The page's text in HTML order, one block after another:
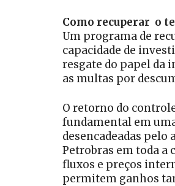
Como recuperar o
Um programa de
capacidade de
resgate do papel da
as multas por
O retorno do
fundamental em
desencadeadas pelo
Petrobras em toda a
fluxos e preços
permitem ganhos